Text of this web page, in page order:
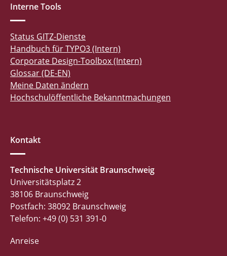
Interne Tools
Status GITZ-Dienste
Handbuch für TYPO3 (Intern)
Corporate Design-Toolbox (Intern)
Glossar (DE-EN)
Meine Daten ändern
Hochschulöffentliche Bekanntmachungen
Kontakt
Technische Universität Braunschweig
Universitätsplatz 2
38106 Braunschweig
Postfach: 38092 Braunschweig
Telefon: +49 (0) 531 391-0
Anreise